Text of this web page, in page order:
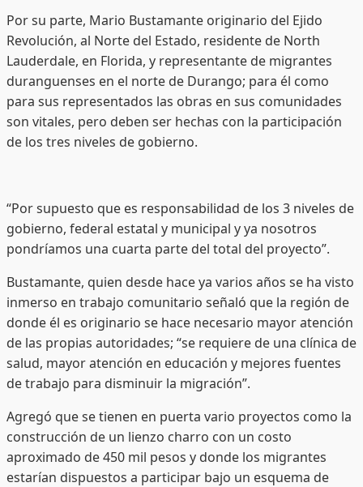
Por su parte, Mario Bustamante originario del Ejido
Revolución, al Norte del Estado, residente de North
Lauderdale, en Florida, y representante de migrantes
duranguenses en el norte de Durango; para él como
para sus representados las obras en sus comunidades
son vitales, pero deben ser hechas con la participación
de los tres niveles de gobierno.
“Por supuesto que es responsabilidad de los 3 niveles de
gobierno, federal estatal y municipal y ya nosotros
pondríamos una cuarta parte del total del proyecto”.
Bustamante, quien desde hace ya varios años se ha visto
inmerso en trabajo comunitario señaló que la región de
donde él es originario se hace necesario mayor atención
de las propias autoridades; “se requiere de una clínica de
salud, mayor atención en educación y mejores fuentes
de trabajo para disminuir la migración”.
Agregó que se tienen en puerta vario proyectos como la
construcción de un lienzo charro con un costo
aproximado de 450 mil pesos y donde los migrantes
estarían dispuestos a participar bajo un esquema de